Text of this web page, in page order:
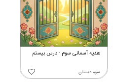
هدیه آسمانی سوم - درس بیستم
سوم دبستان